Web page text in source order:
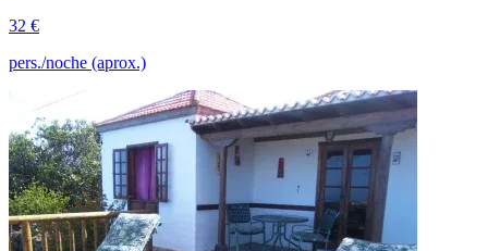
32 €
pers./noche (aprox.)